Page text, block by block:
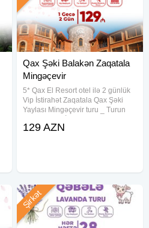
Qax Şəki Balakən Zaqatala
Mingəçevir
5* Qax El Resort otel ilə 2 günlük
Vip İstirahət Zaqatala Qax Şəki
Yaylası Mingəçevir turu _ Turun
22-23, 29-30 Avqust Standart
129 AZN
Şirkət